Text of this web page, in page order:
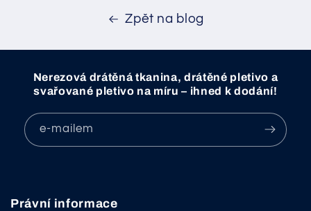
Zpět na blog
Nerezová drátěná tkanina, drátěné pletivo a
svařované pletivo na míru – ihned k dodání!
e-mailem
Právní informace